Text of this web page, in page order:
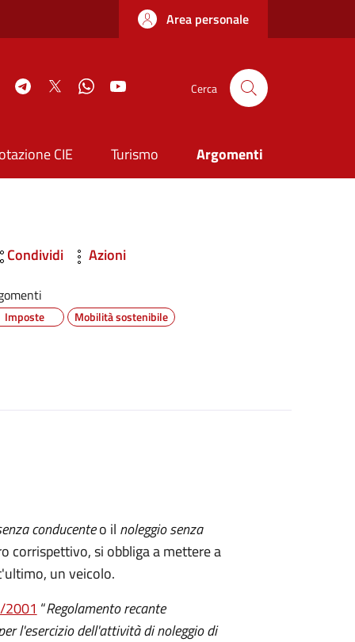
Area personale
InstagramTelegramTwitter WhatsApp Cerca
CIE Turismo Argomenti
Condividi Azioni
Imposte Mobilità sostenibile
conducenteo il noleggio senza
corrispettivo, si obbliga a mettere a
un veicolo.
2001 “Regolamento recante
l'esercizio dell'attività di noleggio di